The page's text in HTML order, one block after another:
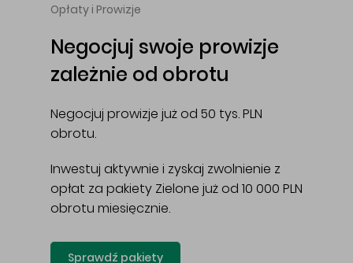
Opłaty i Prowizje
Negocjuj swoje prowizje
zależnie od obrotu
Negocjuj prowizje już od 50 tys. PLN
obrotu.
Inwestuj aktywnie i zyskaj zwolnienie z
opłat za pakiety Zielone już od 10 000 PLN
obrotu miesięcznie.
Sprawdź pakiety